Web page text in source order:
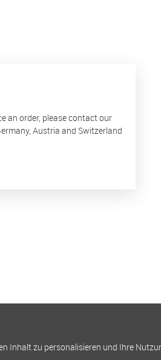
an order, please contact our
Austria and Switzerland
Inhalt zu personalisieren und Ihre